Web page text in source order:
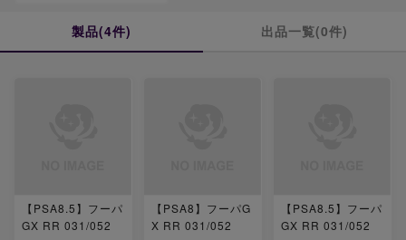
製品(4件) 出品一覧(0件)
【PSA8.5】フーパ
GX RR 031/052
【PSA8】フーパG
X RR 031/052
【PSA8.5】フーパ
GX RR 031/052